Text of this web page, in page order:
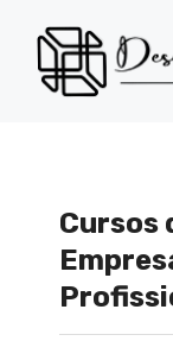
para
conteúdo
Cursos